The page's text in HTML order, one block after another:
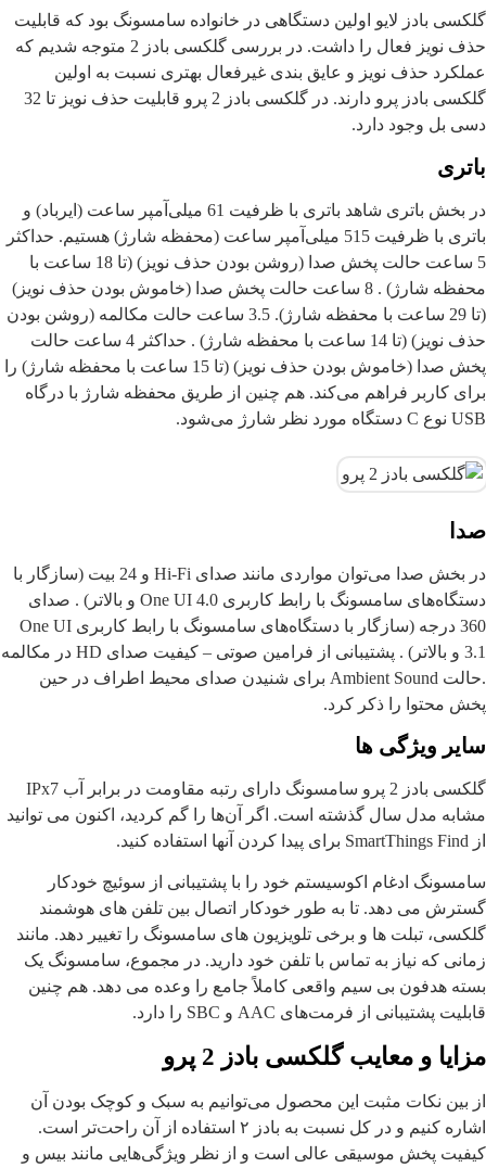
گلکسی بادز لایو اولین دستگاهی در خانواده سامسونگ بود که قابلیت
حذف نویز فعال را داشت. در بررسی گلکسی بادز 2 متوجه شدیم که
عملکرد حذف نویز و عایق بندی غیرفعال بهتری نسبت به اولین
گلکسی بادز پرو دارند. در گلکسی بادز 2 پرو قابلیت حذف نویز تا 32
دسی بل وجود دارد.
باتری
در بخش باتری شاهد باتری با ظرفیت 61 میلی‌آمپر ساعت (ایرباد) و
باتری با ظرفیت 515 میلی‌آمپر ساعت (محفظه شارژ) هستیم. حداکثر
5 ساعت حالت پخش صدا (روشن بودن حذف نویز) (تا 18 ساعت با
محفظه شارژ) . 8 ساعت حالت پخش صدا (خاموش بودن حذف نویز)
(تا 29 ساعت با محفظه شارژ). 3.5 ساعت حالت مکالمه (روشن بودن
حذف نویز) (تا 14 ساعت با محفظه شارژ) . حداکثر 4 ساعت حالت
پخش صدا (خاموش بودن حذف نویز) (تا 15 ساعت با محفظه شارژ) را
برای کاربر فراهم می‌کند. هم چنین از طریق محفظه شارژ با درگاه
USB نوع C دستگاه مورد نظر شارژ می‌شود.
صدا
در بخش صدا می‌توان مواردی مانند صدای Hi-Fi و 24 بیت (سازگار با
دستگاه‌های سامسونگ با رابط کاربری One UI 4.0 و بالاتر) . صدای
360 درجه (سازگار با دستگاه‌های سامسونگ با رابط کاربری One UI
3.1 و بالاتر) . پشتیبانی از فرامین صوتی – کیفیت صدای HD در مکالمه
.حالت Ambient Sound برای شنیدن صدای محیط اطراف در حین
پخش محتوا را ذکر کرد.
سایر ویژگی‌ ها
گلکسی بادز 2 پرو سامسونگ دارای رتبه مقاومت در برابر آب IPx7
مشابه مدل سال گذشته است. اگر آن‌ها را گم کردید، اکنون می توانید
از SmartThings Find برای پیدا کردن آنها استفاده کنید.
سامسونگ ادغام اکوسیستم خود را با پشتیبانی از سوئیچ خودکار
گسترش می دهد. تا به طور خودکار اتصال بین تلفن های هوشمند
گلکسی، تبلت ها و برخی تلویزیون های سامسونگ را تغییر دهد. مانند
زمانی که نیاز به تماس با تلفن خود دارید. در مجموع، سامسونگ یک
بسته هدفون بی سیم واقعی کاملاً جامع را وعده می دهد. هم چنین
قابلیت پشتیبانی از فرمت‌های AAC و SBC را دارد.
مزایا و معایب گلکسی بادز 2 پرو
از بین نکات مثبت این محصول می‌توانیم به سبک و کوچک بودن آن
اشاره کنیم و در کل نسبت به بادز ۲ استفاده از آن راحت‌تر است.
کیفیت پخش موسیقی عالی است و از نظر ویژگی‌هایی مانند بیس و